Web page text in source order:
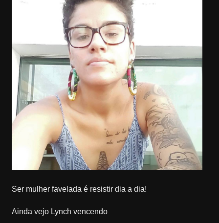
Ser mulher favelada é resistir dia a dia!
Ainda vejo Lynch vencendo